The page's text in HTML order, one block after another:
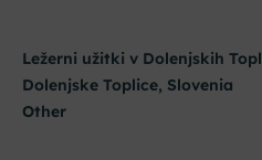
Ležerni užitki v Dolenjskih
Dolenjske Toplice, Slovenia
Other